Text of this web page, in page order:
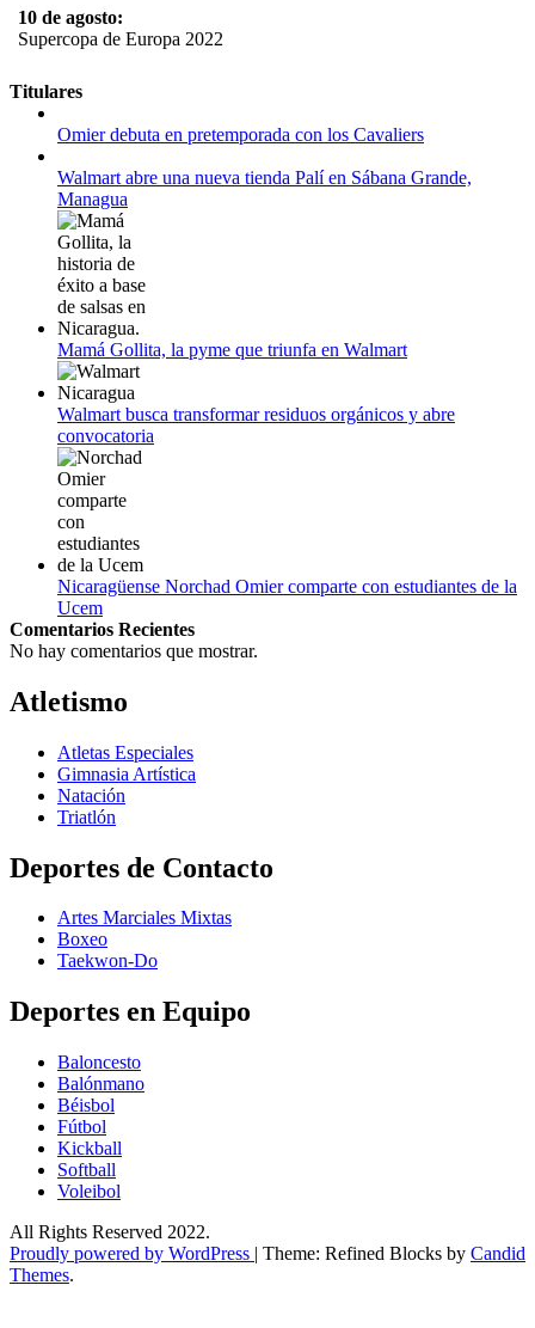
10 de agosto:
Supercopa de Europa 2022
11 al 21 de agosto:
Campeonato Europeo de Natación 2022
12 de agosto:
Empieza La Liga 2022-2023
Titulares
Omier debuta en pretemporada con los Cavaliers
Walmart abre una nueva tienda Palí en Sábana Grande,
Managua
Mamá Gollita, la pyme que triunfa en Walmart
Walmart busca transformar residuos orgánicos y abre
convocatoria
Nicaragüense Norchad Omier comparte con estudiantes de la
Ucem
Comentarios Recientes
No hay comentarios que mostrar.
Atletismo
Atletas Especiales
Gimnasia Artística
Natación​
Triatlón​
Deportes de Contacto
Artes Marciales Mixtas
Boxeo
Taekwon-Do
Deportes en Equipo
Baloncesto
Balónmano
Béisbol
Fútbol
Kickball​
Softball​
Voleibol​
All Rights Reserved 2022.
Proudly powered by WordPress | Theme: Refined Blocks by Candid
Themes.